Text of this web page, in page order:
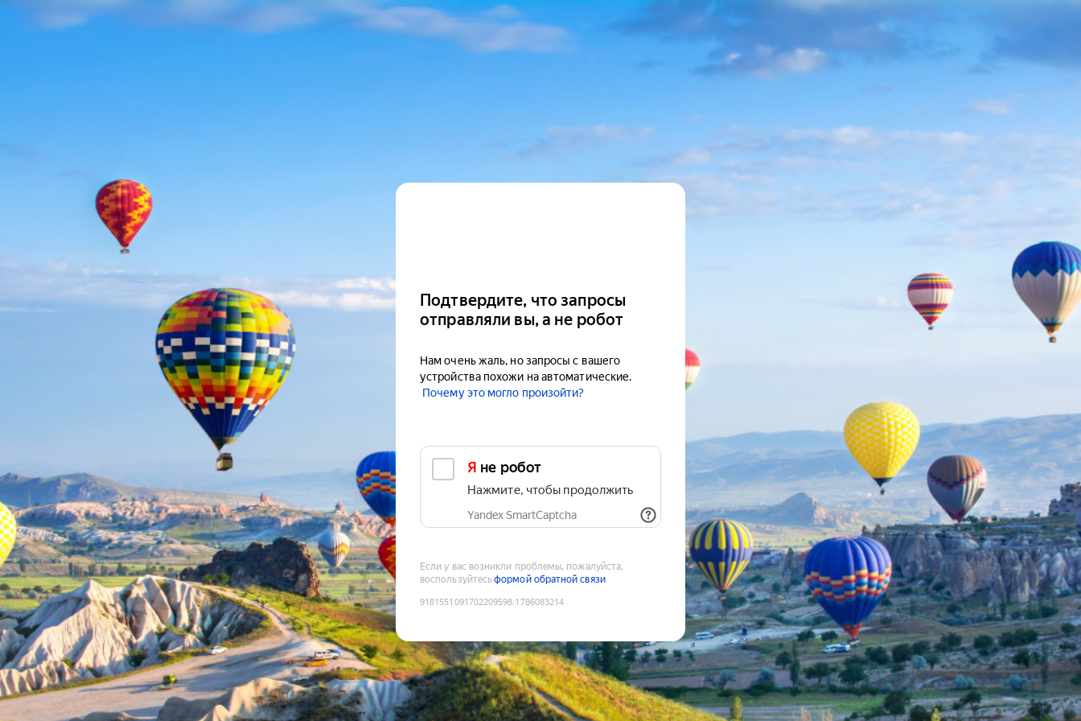
Подтвердите, что запросы
отправляли вы, а не робот
Нам очень жаль, но запросы с вашего
устройства похожи на автоматические.
Почему это могло произойти?
Я не робот
Нажмите, чтобы продолжить
Yandex SmartCaptcha
Если у вас возникли проблемы, пожалуйста,
воспользуйтесьформой обратной связи
9181551091702209598:1786083214